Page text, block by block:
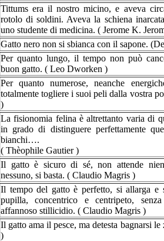
Tittums era il nostro micino, e aveva
rotolo di soldini. Aveva la schiena
uno studente di medicina. ( Jerome K.
Gatto nero non si sbianca con il sapone.
Per quanto lungo, il tempo non può
buon gatto. ( Leo Dworken )
Per quanto numerose, neanche
totalmente togliere i suoi peli dalla vostra
)
La fisionomia felina è altrettanto varia di
in grado di distinguere perfettamente
bianchi….
( Thèophile Gautier )
Il gatto è sicuro di sé, non attende
nessuno, si basta. ( Claudio Magris )
Il tempo del gatto è perfetto, si allarga e
pupilla, concentrico e centripeto,
affannoso stillicidio. ( Claudio Magris )
Il gatto ama il pesce, ma detesta bagnarsi
)